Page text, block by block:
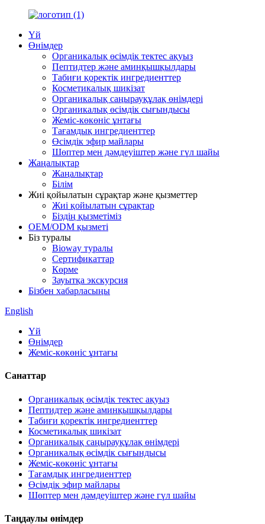
Үй
Өнімдер
Органикалық өсімдік тектес ақуыз
Пептидтер және аминқышқылдары
Табиғи қоректік ингредиенттер
Косметикалық шикізат
Органикалық саңырауқұлақ өнімдері
Органикалық өсімдік сығындысы
Жеміс-көкөніс ұнтағы
Тағамдық ингредиенттер
Өсімдік эфир майлары
Шөптер мен дәмдеуіштер және гүл шайы
Жаңалықтар
Жаңалықтар
Білім
Жиі қойылатын сұрақтар және қызметтер
Жиі қойылатын сұрақтар
Біздің қызметіміз
OEM/ODM қызметі
Біз туралы
Bioway туралы
Сертификаттар
Көрме
Зауытқа экскурсия
Бізбен хабарласыңы
English
Үй
Өнімдер
Жеміс-көкөніс ұнтағы
Санаттар
Органикалық өсімдік тектес ақуыз
Пептидтер және аминқышқылдары
Табиғи қоректік ингредиенттер
Косметикалық шикізат
Органикалық саңырауқұлақ өнімдері
Органикалық өсімдік сығындысы
Жеміс-көкөніс ұнтағы
Тағамдық ингредиенттер
Өсімдік эфир майлары
Шөптер мен дәмдеуіштер және гүл шайы
Таңдаулы өнімдер